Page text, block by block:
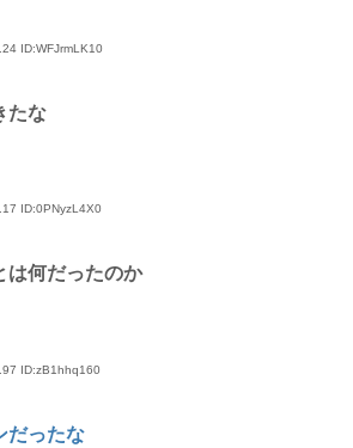
ID:WFJrmLK10
たな
ID:0PNyzL4X0
は何だったのか
ID:zB1hhq160
だったな